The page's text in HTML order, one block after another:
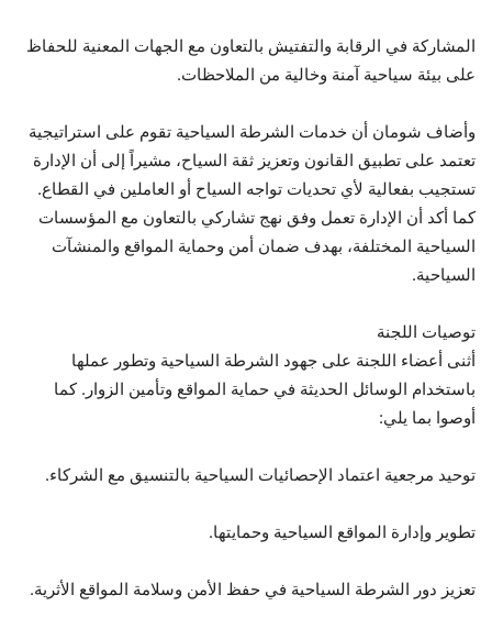
المشاركة في الرقابة والتفتيش بالتعاون مع الجهات المعنية للحفاظ
على بيئة سياحية آمنة وخالية من الملاحظات.
وأضاف شومان أن خدمات الشرطة السياحية تقوم على استراتيجية
تعتمد على تطبيق القانون وتعزيز ثقة السياح، مشيراً إلى أن الإدارة
تستجيب بفعالية لأي تحديات تواجه السياح أو العاملين في القطاع.
كما أكد أن الإدارة تعمل وفق نهج تشاركي بالتعاون مع المؤسسات
السياحية المختلفة، بهدف ضمان أمن وحماية المواقع والمنشآت
السياحية.
توصيات اللجنة
أثنى أعضاء اللجنة على جهود الشرطة السياحية وتطور عملها
باستخدام الوسائل الحديثة في حماية المواقع وتأمين الزوار. كما
أوصوا بما يلي:
توحيد مرجعية اعتماد الإحصائيات السياحية بالتنسيق مع الشركاء.
تطوير وإدارة المواقع السياحية وحمايتها.
تعزيز دور الشرطة السياحية في حفظ الأمن وسلامة المواقع الأثرية.